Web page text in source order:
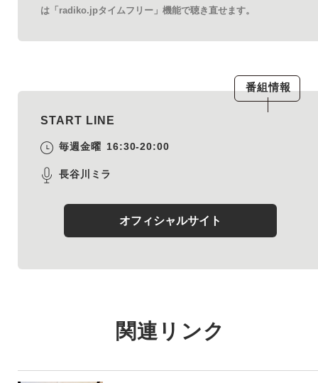
は「radiko.jpタイムフリー」機能で聴き直せます。
番組情報
START LINE
毎週金曜 16:30-20:00
長谷川ミラ
オフィシャルサイト
関連リンク